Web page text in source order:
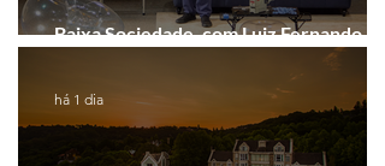
Baixa Sociedade, com Luiz Fernando
Guimarães, chega a Novo Hamburgo
há 1 dia